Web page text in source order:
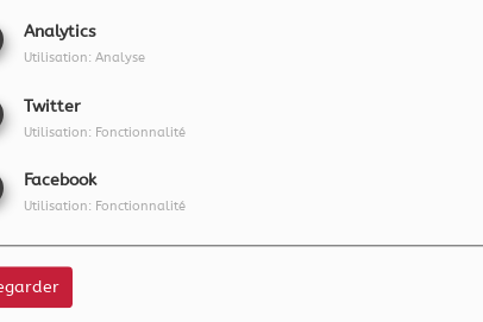
Analytics
Utilisation: Analyse
Twitter
Utilisation: Fonctionnalité
Facebook
Utilisation: Fonctionnalité
à l'Eurovision en chantant en breton. Avec
le groupe vient d'être plesbicité aux Victoires